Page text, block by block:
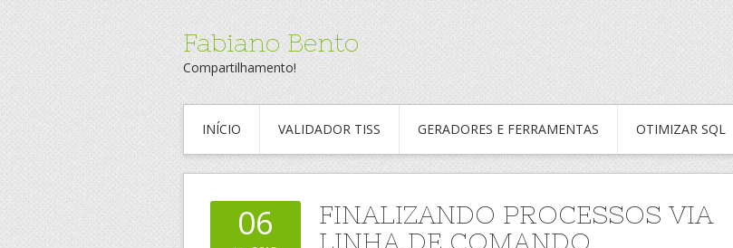
Fabiano Bento
Compartilhamento!
INÍCIO VALIDADOR TISS GERADORES E FERRAMENTAS OTIMIZAR SQL
06
FINALIZANDO PROCESSOS VIA
LINHA DE COMANDO